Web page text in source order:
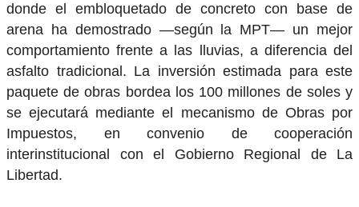
donde el embloquetado de concreto con base de
arena ha demostrado —según la MPT— un mejor
comportamiento frente a las lluvias, a diferencia del
asfalto tradicional. La inversión estimada para este
paquete de obras bordea los 100 millones de soles y
se ejecutará mediante el mecanismo de Obras por
Impuestos, en convenio de cooperación
interinstitucional con el Gobierno Regional de La
Libertad.